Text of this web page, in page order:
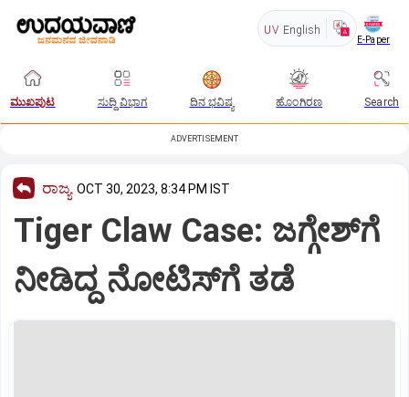
UV English
E-Paper
ಮುಖಪುಟ ಸುದ್ದಿ ವಿಭಾಗ ದಿನ ಭವಿಷ್ಯ ಹೊಂಗಿರಣ Search
ADVERTISEMENT
ರಾಜ್ಯ OCT 30, 2023, 8:34 PM IST
Tiger Claw Case: ಜಗ್ಗೇಶ್‌ಗೆ
ನೀಡಿದ್ದ ನೋಟಿಸ್‌ಗೆ ತಡೆ